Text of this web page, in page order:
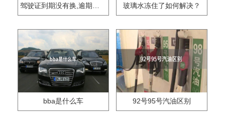
驾驶证到期没有换,逾期怎么办?? 玻璃水冻住了如何解决？
bba是什么车 92号95号汽油区别